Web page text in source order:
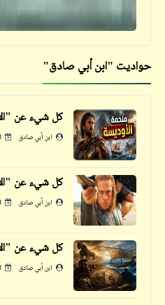
قصص_قصص تيك أواي ساخرة
ساخرة | د. أحمد صادق
حواديت "ابن أبي صادق"
كل شيء عن
ابن أبي صادق
كل شيء عن
ابن أبي صادق
كل شيء عن
ابن أبي صادق